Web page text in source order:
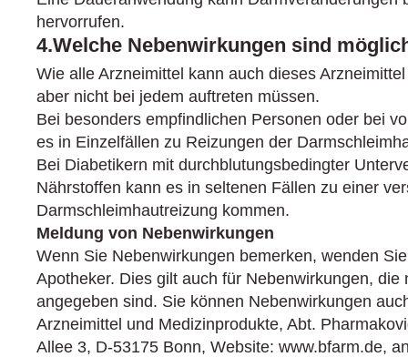
hervorrufen.
4.Welche Nebenwirkungen sind
Wie alle Arzneimittel kann auch dieses
aber nicht bei jedem auftreten müssen.
Bei besonders empfindlichen Personen oder bei
es in Einzelfällen zu Reizungen der
Bei Diabetikern mit durchblutungsbedingter
Nährstoffen kann es in seltenen Fällen zu einer
Darmschleimhautreizung kommen.
Meldung von Nebenwirkungen
Wenn Sie Nebenwirkungen bemerken, wenden
Apotheker. Dies gilt auch für Nebenwirkungen,
angegeben sind. Sie können Nebenwirkungen
Arzneimittel und Medizinprodukte, Abt.
Allee 3, D-53175 Bonn, Website: www.bfarm.de,